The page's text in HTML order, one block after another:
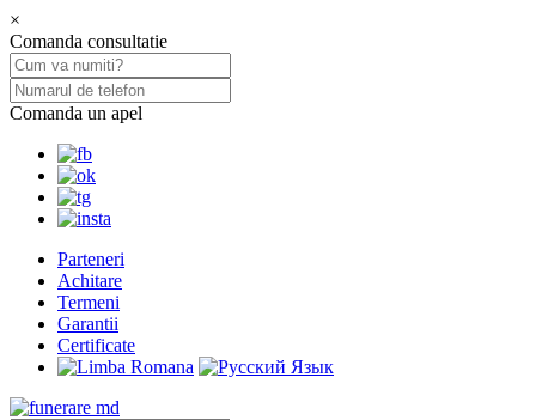
×
Comanda consultatie
Comanda un apel
Parteneri
Achitare
Termeni
Garantii
Certificate